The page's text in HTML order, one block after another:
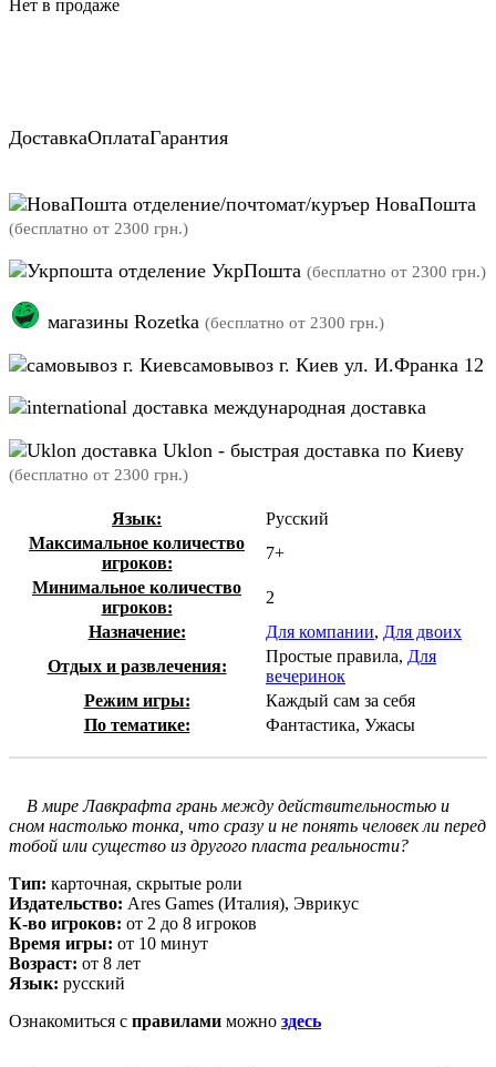
Нет в продаже
ДоставкаОплатаГарантия
отделение/почтомат/куръер НоваПошта
(бесплатно от 2300 грн.)
отделение УкрПошта (бесплатно от 2300 грн.)
магазины Rozetka (бесплатно от 2300 грн.)
самовывоз г. Киев ул. И.Франка 12
международная доставка
Uklon - быстрая доставка по Киеву
(бесплатно от 2300 грн.)
Язык:
Русский
Максимальное количество
игроков:
7+
Минимальное количество
игроков:
2
Назначение:
Для компании, Для двоих
Отдых и развлечения:
Простые правила, Для
вечеринок
Режим игры:
Каждый сам за себя
По тематике:
Фантастика, Ужасы
В мире Лавкрафта грань между действительностью и
сном настолько тонка, что сразу и не понять человек ли перед
тобой или существо из другого пласта реальности?
Тип: карточная, скрытые роли
Издательство: Ares Games (Италия), Эврикус
К-во игроков: от 2 до 8 игроков
Время игры: от 10 минут
Возраст: от 8 лет
Язык: русский
Ознакомиться с правилами можно здесь